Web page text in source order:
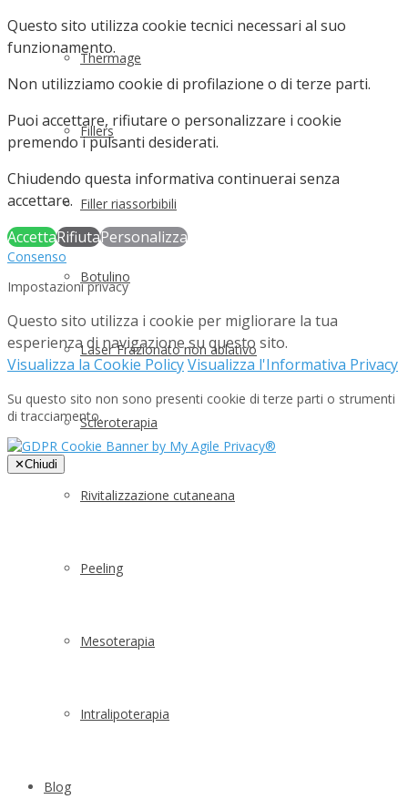
Thermage
Fillers
Filler riassorbibili
Botulino
Laser Frazionato non ablativo
Scleroterapia
Rivitalizzazione cutaneana
Peeling
Mesoterapia
Intralipoterapia
Blog
Questo sito utilizza cookie tecnici necessari al suo
funzionamento.
Non utilizziamo cookie di profilazione o di terze parti.
Puoi accettare, rifiutare o personalizzare i cookie
premendo i pulsanti desiderati.
Chiudendo questa informativa continuerai senza
accettare.
AccettaRifiutaPersonalizza
Consenso
Impostazioni privacy
Questo sito utilizza i cookie per migliorare la tua
esperienza di navigazione su questo sito.
Visualizza la Cookie PolicyVisualizza l'Informativa Privacy
Su questo sito non sono presenti cookie di terze parti o strumenti
di tracciamento.
✕Chiudi